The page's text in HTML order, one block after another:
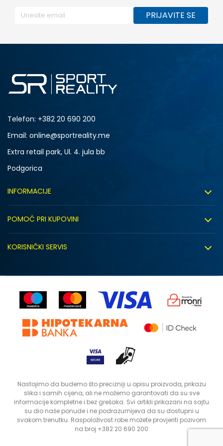
PRIJAVITE SE
Telefon: +382 20 690 200
Email: online@sportreality.me
Extra retail park, Ul. 4. jula bb
Podgorica
INFORMACIJE
Zapošljavanje
Sindikalna prodaja
Kontakt
Prodavnice
POMOĆ PRI KUPOVINI
Kako kupiti
Uputstvo za registraciju
KORISNIČKI SERVIS
Reklamacije
Povrat robe i povrat sredstava
Status porudžbine
Nastojimo da budemo što precizniji u opisu proizvoda, prikazu
slika i samih cijena, ali ne možemo garantovati da su sve
informacije kompletne i bez grešaka. Svi artikli prikazani na sajtu
su dio naše ponude i ne podrazumijeva da su dostupni u
svakom trenutku. Raspoloživost robe možete provjeriti pozivom
na broj +382 20 690 200